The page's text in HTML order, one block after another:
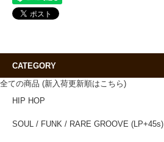
CATEGORY
全ての商品 (新入荷更新順はこちら)
HIP HOP
SOUL / FUNK / RARE GROOVE (LP+45s)